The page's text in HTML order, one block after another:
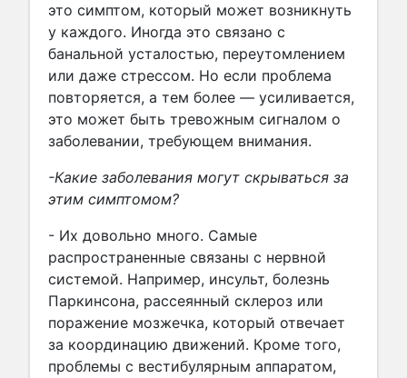
это симптом, который может возникнуть
у каждого. Иногда это связано с
банальной усталостью, переутомлением
или даже стрессом. Но если проблема
повторяется, а тем более — усиливается,
это может быть тревожным сигналом о
заболевании, требующем внимания.
-Какие заболевания могут скрываться за
этим симптомом?
- Их довольно много. Самые
распространенные связаны с нервной
системой. Например, инсульт, болезнь
Паркинсона, рассеянный склероз или
поражение мозжечка, который отвечает
за координацию движений. Кроме того,
проблемы с вестибулярным аппаратом,